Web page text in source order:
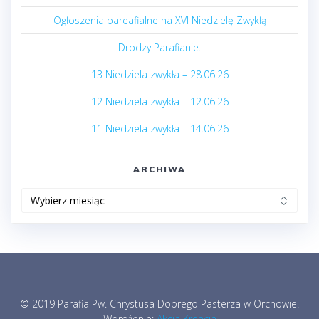
Ogłoszenia pareafialne na XVI Niedzielę Zwykłą
Drodzy Parafianie.
13 Niedziela zwykła – 28.06.26
12 Niedziela zwykła – 12.06.26
11 Niedziela zwykła – 14.06.26
ARCHIWA
© 2019 Parafia Pw. Chrystusa Dobrego Pasterza w Orchowie.